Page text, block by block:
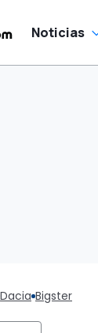
Noticias
Dacia Bigster